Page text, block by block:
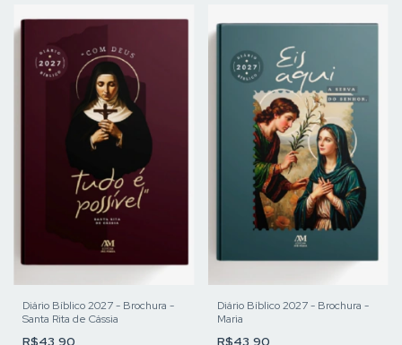
Diário Bíblico 2027 - Brochura -
Santa Rita de Cássia
R$43,90
Diário Bíblico 2027 - Brochura -
Maria
R$43,90